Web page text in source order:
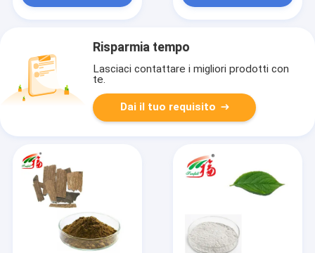
Risparmia tempo
Lasciaci contattare i migliori prodotti con
te.
Dai il tuo requisito